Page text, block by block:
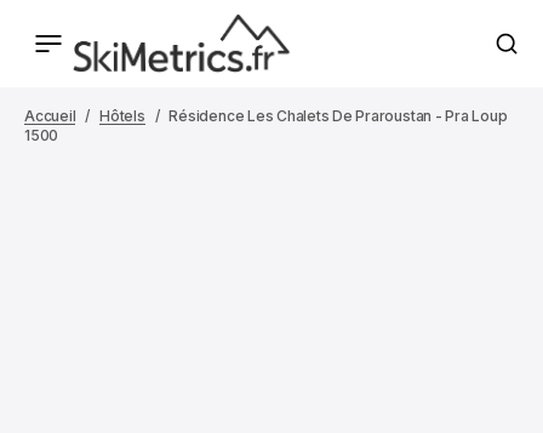
Accueil Hôtels
Résidence Les Chalets De Praroustan - Pra Loup
1500